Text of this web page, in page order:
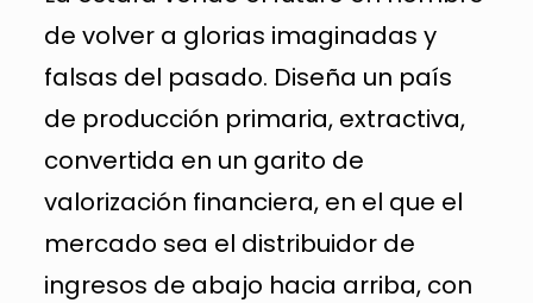
de volver a glorias imaginadas y
falsas del pasado. Diseña un país
de producción primaria, extractiva,
convertida en un garito de
valorización financiera, en el que el
mercado sea el distribuidor de
ingresos de abajo hacia arriba, con